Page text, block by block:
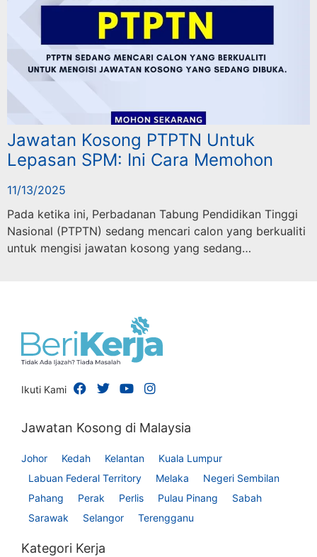
Jawatan Kosong PTPTN Untuk
Lepasan SPM: Ini Cara Memohon
11/13/2025
Pada ketika ini, Perbadanan Tabung Pendidikan Tinggi
Nasional (PTPTN) sedang mencari calon yang berkualiti
untuk mengisi jawatan kosong yang sedang…
Ikuti Kami
Jawatan Kosong di Malaysia
Johor Kedah Kelantan
Kuala Lumpur
Labuan Federal Territory
Melaka
Negeri Sembilan
Pahang
Perak Perlis Pulau Pinang
Sabah
Sarawak
Selangor Terengganu
Kategori Kerja